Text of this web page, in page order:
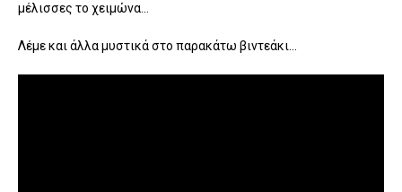
μέλισσες το χειμώνα...
Λέμε και άλλα μυστικά στο παρακάτω βιντεάκι...